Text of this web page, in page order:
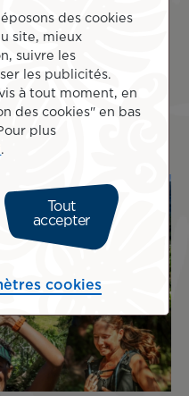
des cookies
site, mieux
suivre les
les publicités.
à tout moment, en
des cookies" en bas
plus
Tout
accepter
cookies